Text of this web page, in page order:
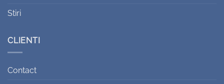
Stiri
CLIENTI
Contact